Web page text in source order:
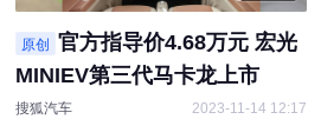
原创 官方指导价4.68万元 宏光
MINIEV第三代马卡龙上市
搜狐汽车 2023-11-14 12:17